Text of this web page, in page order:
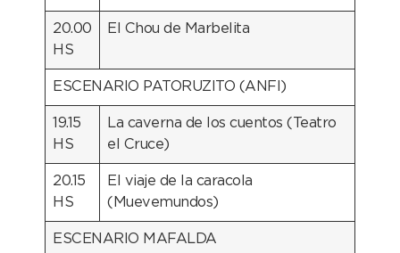
20.00
HS
El Chou de Marbelita
ESCENARIO PATORUZITO (ANFI)
19.15
HS
La caverna de los cuentos (Teatro
el Cruce)
20.15
HS
El viaje de la caracola
(Muevemundos)
ESCENARIO MAFALDA